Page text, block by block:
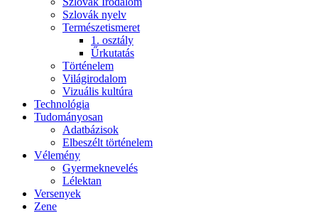
Szlovák nyelv
Természetismeret
1. osztály
Űrkutatás
Történelem
Világirodalom
Vizuális kultúra
Technológia
Tudományosan
Adatbázisok
Elbeszélt történelem
Vélemény
Gyermeknevelés
Lélektan
Versenyek
Zene